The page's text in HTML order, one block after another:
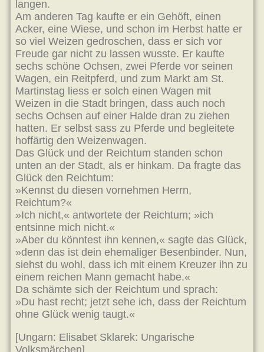
langen.
Am anderen Tag kaufte er ein Gehöft, einen
Acker, eine Wiese, und schon im Herbst hatte er
so viel Weizen gedroschen, dass er sich vor
Freude gar nicht zu lassen wusste. Er kaufte
sechs schöne Ochsen, zwei Pferde vor seinen
Wagen, ein Reitpferd, und zum Markt am St.
Martinstag liess er solch einen Wagen mit
Weizen in die Stadt bringen, dass auch noch
sechs Ochsen auf einer Halde dran zu ziehen
hatten. Er selbst sass zu Pferde und begleitete
hoffärtig den Weizenwagen.
Das Glück und der Reichtum standen schon
unten an der Stadt, als er hinkam. Da fragte das
Glück den Reichtum:
»Kennst du diesen vornehmen Herrn,
Reichtum?«
»Ich nicht,« antwortete der Reichtum; »ich
entsinne mich nicht.«
»Aber du könntest ihn kennen,« sagte das Glück,
»denn das ist dein ehemaliger Besenbinder. Nun,
siehst du wohl, dass ich mit einem Kreuzer ihn zu
einem reichen Mann gemacht habe.«
Da schämte sich der Reichtum und sprach:
»Du hast recht; jetzt sehe ich, dass der Reichtum
ohne Glück wenig taugt.«
[Ungarn: Elisabet Sklarek: Ungarische
Volksmärchen]